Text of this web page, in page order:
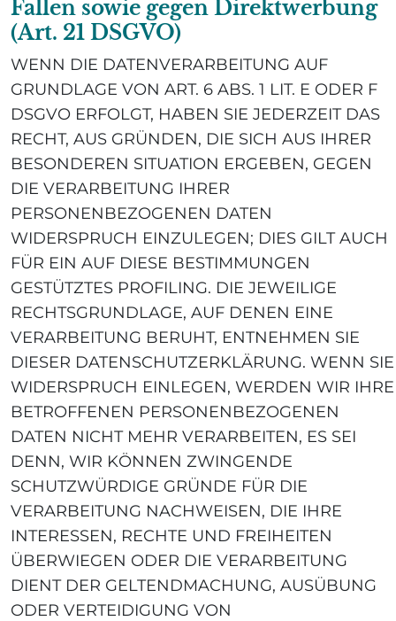
Fällen sowie gegen Direktwerbung
(Art. 21 DSGVO)
WENN DIE DATENVERARBEITUNG AUF
GRUNDLAGE VON ART. 6 ABS. 1 LIT. E ODER F
DSGVO ERFOLGT, HABEN SIE JEDERZEIT DAS
RECHT, AUS GRÜNDEN, DIE SICH AUS IHRER
BESONDEREN SITUATION ERGEBEN, GEGEN
DIE VERARBEITUNG IHRER
PERSONENBEZOGENEN DATEN
WIDERSPRUCH EINZULEGEN; DIES GILT AUCH
FÜR EIN AUF DIESE BESTIMMUNGEN
GESTÜTZTES PROFILING. DIE JEWEILIGE
RECHTSGRUNDLAGE, AUF DENEN EINE
VERARBEITUNG BERUHT, ENTNEHMEN SIE
DIESER DATENSCHUTZERKLÄRUNG. WENN SIE
WIDERSPRUCH EINLEGEN, WERDEN WIR IHRE
BETROFFENEN PERSONENBEZOGENEN
DATEN NICHT MEHR VERARBEITEN, ES SEI
DENN, WIR KÖNNEN ZWINGENDE
SCHUTZWÜRDIGE GRÜNDE FÜR DIE
VERARBEITUNG NACHWEISEN, DIE IHRE
INTERESSEN, RECHTE UND FREIHEITEN
ÜBERWIEGEN ODER DIE VERARBEITUNG
DIENT DER GELTENDMACHUNG, AUSÜBUNG
ODER VERTEIDIGUNG VON